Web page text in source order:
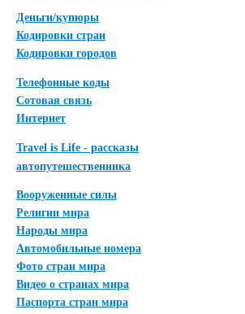
Деньги/купюры
Кодировки стран
Кодировки городов
Телефонные коды
Сотовая связь
Интернет
Travel is Life - рассказы
автопутешественника
Вооруженные силы
Религии мира
Народы мира
Автомобильные номера
Фото стран мира
Видео о странах мира
Паспорта стран мира